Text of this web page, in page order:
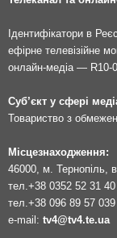
Ідентифікатори в
ефірне телевізійне
онлайн-медіа — R10-
Суб’єкт у сфері
Товариство з
Місцезнаходження:
46000, м. Тернопіль,
тел. +38 0352 52 31 40
тел. +38 096 89 57 039
e-mail: tv4@tv4.te.ua